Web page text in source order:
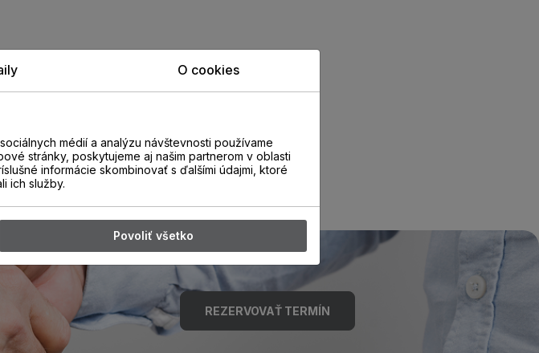
REZERVOVAŤ TERMÍN
O cookies
médií a analýzu návštevnosti používame
stránky, poskytujeme aj našim partnerom v oblasti
informácie skombinovať s ďalšími údajmi, ktoré
ich služby.
Povoliť všetko